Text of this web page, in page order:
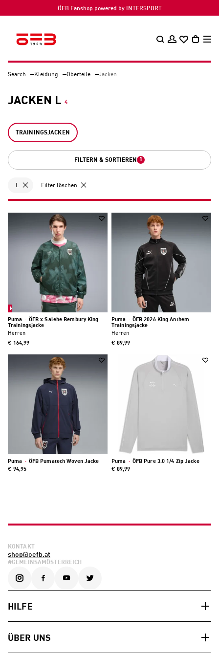
ÖFB Fanshop powered by INTERSPORT
Search Kleidung Oberteile Jacken
JACKEN L 4
TRAININGSJACKEN
FILTERN & SORTIEREN 1
L Filter löschen
Neu
Puma · ÖFB x Salehe Bembury King
Trainingsjacke
Herren
€ 164,99
Puma · ÖFB 2026 King Anthem
Trainingsjacke
Herren
€ 89,99
Puma · ÖFB Pumatech Woven Jacke
€ 94,95
Puma · ÖFB Pure 3.0 1/4 Zip Jacke
€ 89,99
KONTAKT
shop@oefb.at
#GEMEINSAMÖSTERREICH
HILFE
ÜBER UNS